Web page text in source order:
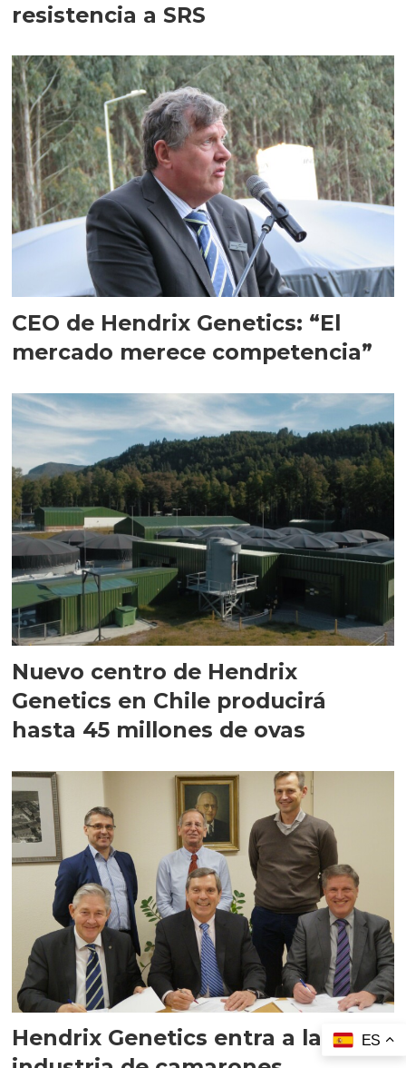
resistencia a SRS
CEO de Hendrix Genetics: “El
mercado merece competencia”
Nuevo centro de Hendrix
Genetics en Chile producirá
hasta 45 millones de ovas
Hendrix Genetics entra a la
ES